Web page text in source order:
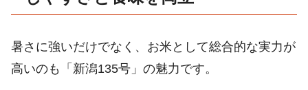
暑さに強いだけでなく、お米として総合的な実力が
高いのも「新潟135号」の魅力です。